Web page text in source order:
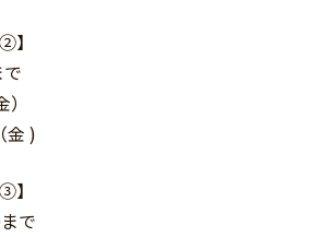
】
金 )
】
で